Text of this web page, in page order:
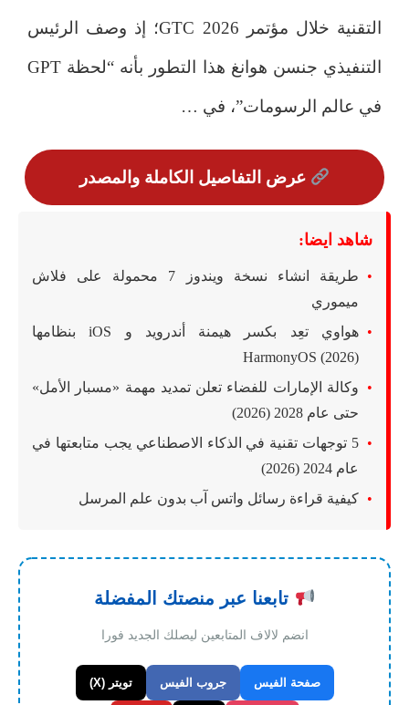
التقنية خلال مؤتمر GTC 2026؛ إذ وصف الرئيس
التنفيذي جنسن هوانغ هذا التطور بأنه “لحظة GPT
في عالم الرسومات”، في …
عرض التفاصيل الكاملة والمصدر
شاهد ايضا:
طريقة انشاء نسخة ويندوز 7 محمولة على فلاش
ميموري
هواوي تعِد بكسر هيمنة أندرويد و iOS بنظامها
HarmonyOS (2026)
وكالة الإمارات للفضاء تعلن تمديد مهمة «مسبار الأمل»
حتى عام 2028 (2026)
5 توجهات تقنية في الذكاء الاصطناعي يجب متابعتها في
عام 2024 (2026)
كيفية قراءة رسائل واتس آب بدون علم المرسل
تابعنا عبر منصتك المفضلة
انضم لالاف المتابعين ليصلك الجديد فورا
صفحة الفيس جروب الفيس تويتر (X)